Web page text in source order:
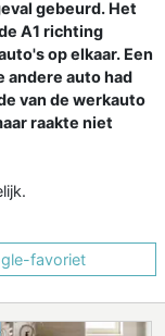
gebeurd. Het
A1 richting
op elkaar. Een
andere auto had
van de werkauto
raakte niet
favoriet